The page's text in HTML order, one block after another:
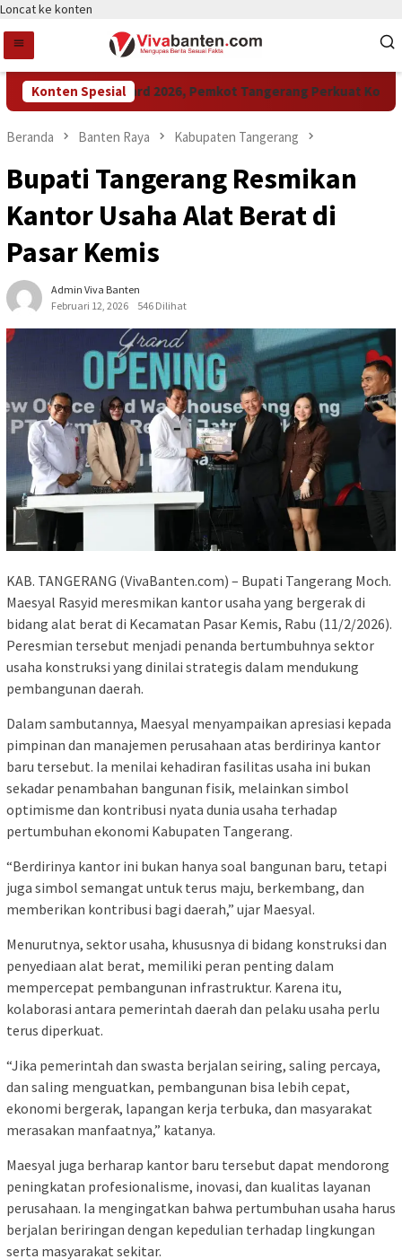
Loncat ke konten
Konten Spesial
Raih LPM Award 2026, Pemkot Tangerang Perkuat
Beranda Banten Raya Kabupaten Tangerang
Bupati Tangerang Resmikan
Kantor Usaha Alat Berat di
Pasar Kemis
Admin Viva Banten
Februari 12, 2026
546 Dilihat
KAB. TANGERANG (VivaBanten.com) – Bupati Tangerang Moch.
Maesyal Rasyid meresmikan kantor usaha yang bergerak di
bidang alat berat di Kecamatan Pasar Kemis, Rabu (11/2/2026).
Peresmian tersebut menjadi penanda bertumbuhnya sektor
usaha konstruksi yang dinilai strategis dalam mendukung
pembangunan daerah.
Dalam sambutannya, Maesyal menyampaikan apresiasi kepada
pimpinan dan manajemen perusahaan atas berdirinya kantor
baru tersebut. Ia menilai kehadiran fasilitas usaha ini bukan
sekadar penambahan bangunan fisik, melainkan simbol
optimisme dan kontribusi nyata dunia usaha terhadap
pertumbuhan ekonomi Kabupaten Tangerang.
“Berdirinya kantor ini bukan hanya soal bangunan baru, tetapi
juga simbol semangat untuk terus maju, berkembang, dan
memberikan kontribusi bagi daerah,” ujar Maesyal.
Menurutnya, sektor usaha, khususnya di bidang konstruksi dan
penyediaan alat berat, memiliki peran penting dalam
mempercepat pembangunan infrastruktur. Karena itu,
kolaborasi antara pemerintah daerah dan pelaku usaha perlu
terus diperkuat.
“Jika pemerintah dan swasta berjalan seiring, saling percaya,
dan saling menguatkan, pembangunan bisa lebih cepat,
ekonomi bergerak, lapangan kerja terbuka, dan masyarakat
merasakan manfaatnya,” katanya.
Maesyal juga berharap kantor baru tersebut dapat mendorong
peningkatan profesionalisme, inovasi, dan kualitas layanan
perusahaan. Ia mengingatkan bahwa pertumbuhan usaha harus
berjalan beriringan dengan kepedulian terhadap lingkungan
serta masyarakat sekitar.